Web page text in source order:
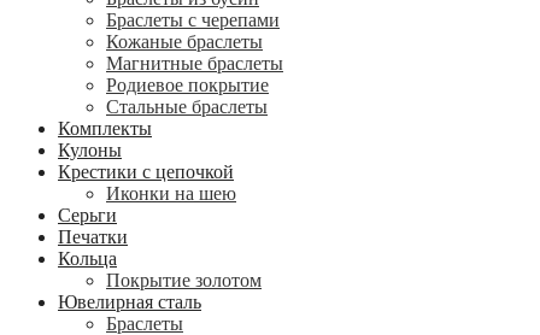
Браслеты с черепами
Кожаные браслеты
Магнитные браслеты
Родиевое покрытие
Стальные браслеты
Комплекты
Кулоны
Крестики с цепочкой
Иконки на шею
Серьги
Печатки
Кольца
Покрытие золотом
Ювелирная сталь
Браслеты